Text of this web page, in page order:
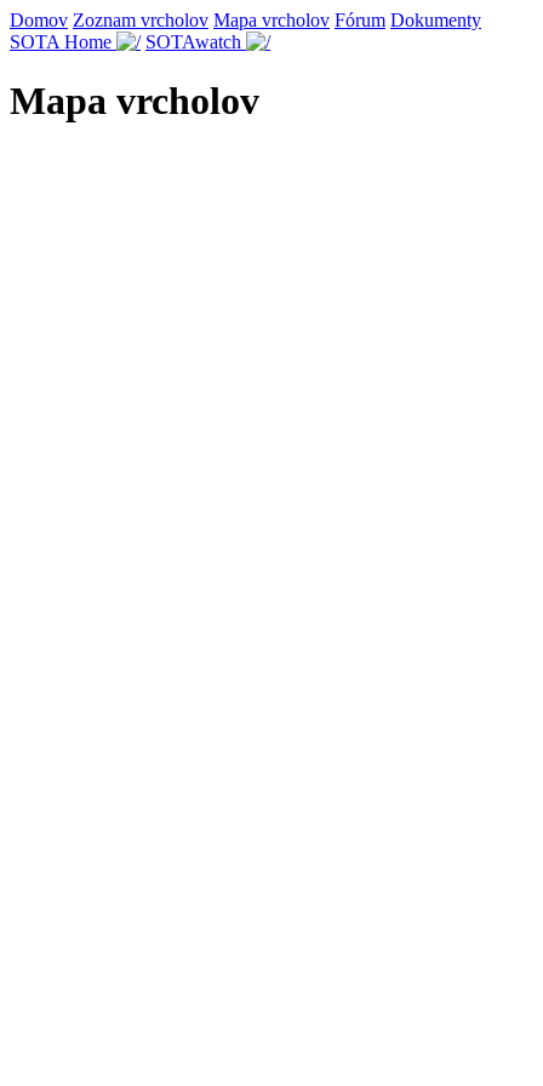
Domov Zoznam vrcholov Mapa vrcholov Fórum Dokumenty
SOTA Home
SOTAwatch
Mapa vrcholov